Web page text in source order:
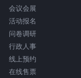
会议会展
活动报名
问卷调研
行政人事
线上预约
在线售票